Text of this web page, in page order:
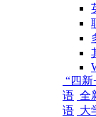
“四
语 全
语 大